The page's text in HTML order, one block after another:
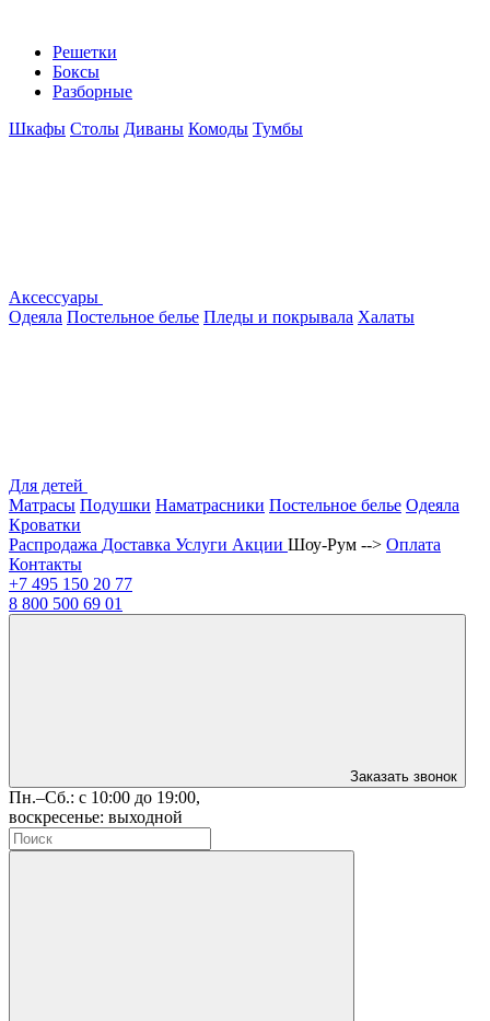
Решетки
Боксы
Разборные
Шкафы Столы Диваны Комоды Тумбы
Аксессуары
Одеяла Постельное белье Пледы и покрывала Халаты
Для детей
Матрасы Подушки Наматрасники Постельное белье Одеяла
Кроватки
Распродажа Доставка Услуги Акции Шоу-Рум --> Оплата
Контакты
+7 495 150 20 77
8 800 500 69 01
Заказать звонок
Пн.–Сб.: с 10:00 до 19:00,
воскресенье: выходной